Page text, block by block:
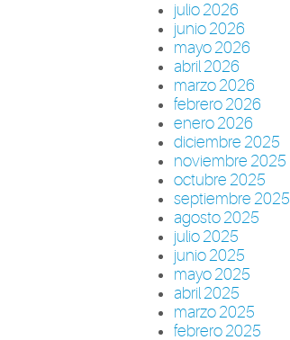
julio 2026
junio 2026
mayo 2026
abril 2026
marzo 2026
febrero 2026
enero 2026
diciembre 2025
noviembre 2025
octubre 2025
septiembre 2025
agosto 2025
julio 2025
junio 2025
mayo 2025
abril 2025
marzo 2025
febrero 2025